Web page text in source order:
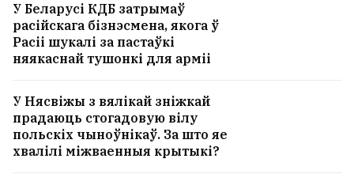
У Беларусі КДБ затрымаў
расійскага бізнэсмена, якога ў
Расіі шукалі за пастаўкі
няякаснай тушонкі для арміі
У Нясвіжы з вялікай зніжкай
прадаюць стогадовую вілу
польскіх чыноўнікаў. За што яе
хвалілі міжваенныя крытыкі?